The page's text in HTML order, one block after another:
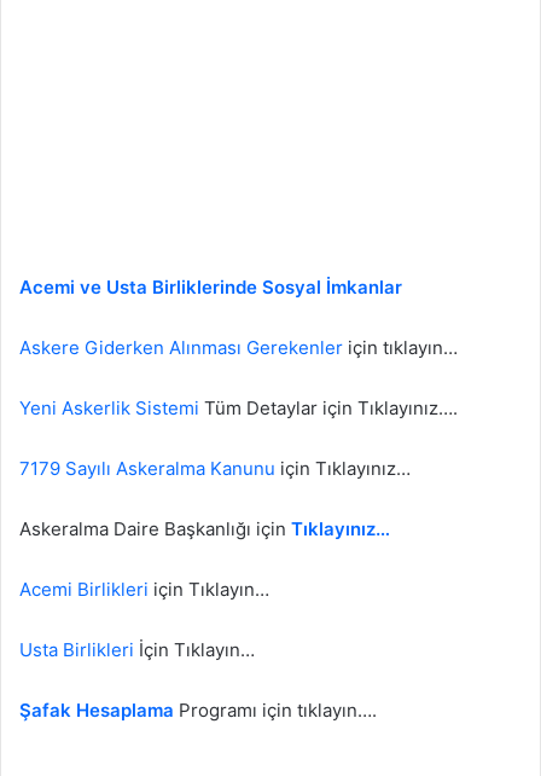
Acemi ve Usta Birliklerinde Sosyal İmkanlar
Askere Giderken Alınması Gerekenler için tıklayın…
Yeni Askerlik Sistemi Tüm Detaylar için Tıklayınız….
7179 Sayılı Askeralma Kanunu için Tıklayınız…
Askeralma Daire Başkanlığı için Tıklayınız…
Acemi Birlikleri için Tıklayın…
Usta Birlikleri İçin Tıklayın…
Şafak Hesaplama Programı için tıklayın….